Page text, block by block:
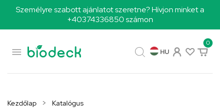
Személyre szabott ajánlatot szeretne? Hívjon minket a
+40374336850 számon

0
HU
Kezdőlap Katalógus